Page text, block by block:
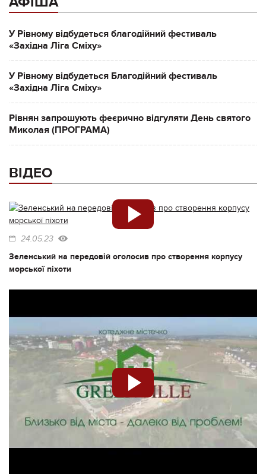
У Рівному відбудеться благодійний фестиваль
«Західна Ліга Сміху»
У Рівному відбудеться Благодійний фестиваль
«Західна Ліга Сміху»
Рівнян запрошують феєрично відгуляти День святого
Миколая (ПРОГРАМА)
ВІДЕО
24.05.23
Зеленський на передовій оголосив про створення корпусу
морської піхоти